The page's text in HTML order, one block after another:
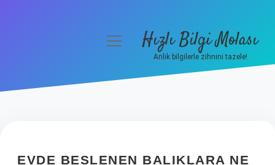
menüyüHızlı Bilgi Molası
Anlık bilgilerle zihnini tazele!
EVDE BESLENEN BALIKLARA NE